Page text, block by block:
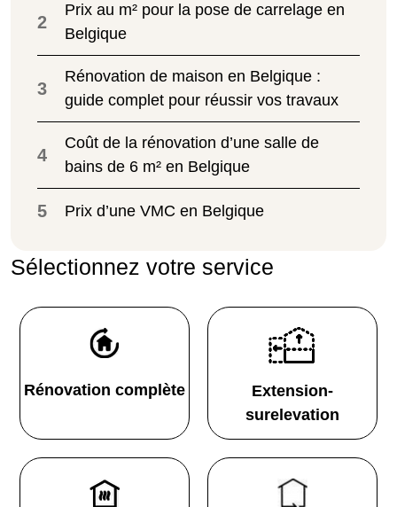
2
Prix au m² pour la pose de carrelage en
Belgique
3
Rénovation de maison en Belgique :
guide complet pour réussir vos travaux
4
Coût de la rénovation d’une salle de
bains de 6 m² en Belgique
5 Prix d’une VMC en Belgique
Sélectionnez votre service
Rénovation complète
Extension-
surelevation